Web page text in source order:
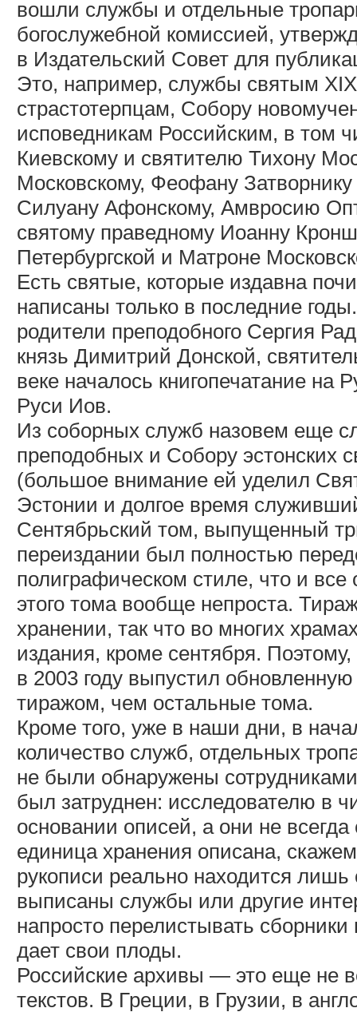
вошли службы и отдельные
богослужебной комиссией,
в Издательский Совет для
Это, например, службы святым
страстотерпцам, Собору
исповедникам Российским, в том
Киевскому и святителю Тихону
Московскому, Феофану
Силуану Афонскому, Амвросию
святому праведному Иоанну
Петербургской и Матроне
Есть святые, которые издавна
написаны только в последние
родители преподобного Сергия
князь Димитрий Донской,
веке началось книгопечатание
Руси Иов.
Из соборных служб назовем еще
преподобных и Собору эстонских
(большое внимание ей уделил
Эстонии и долгое время
Сентябрьский том, выпущенный
переиздании был полностью
полиграфическом стиле, что и
этого тома вообще непроста.
хранении, так что во многих
издания, кроме сентября.
в 2003 году выпустил
тиражом, чем остальные тома.
Кроме того, уже в наши дни, в
количество служб, отдельных
не были обнаружены
был затруднен: исследователю в
основании описей, а они не
единица хранения описана,
рукописи реально находится
выписаны службы или другие
напросто перелистывать
дает свои плоды.
Российские архивы — это еще не
текстов. В Греции, в Грузии, в